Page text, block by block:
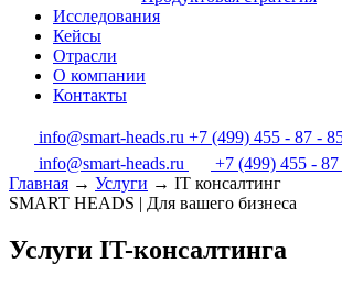
Исследования
Кейсы
Отрасли
О компании
Контакты
info@smart-heads.ru +7 (499) 455 - 87 -
info@smart-heads.ru
+7 (499) 455 -
Главная → Услуги → IT консалтинг
SMART HEADS | Для вашего бизнеса
Услуги IT-консалтинга